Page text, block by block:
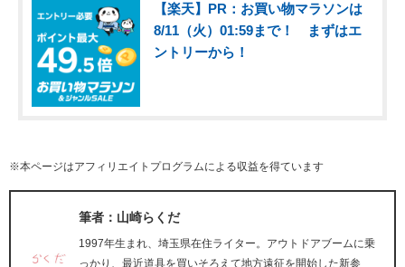
【楽天】PR：お買い物マラソンは
8/11（火）01:59まで！ まずはエ
ントリーから！
※本ページはアフィリエイトプログラムによる収益を得ています
筆者：山崎らくだ
1997年生まれ、埼玉県在住ライター。アウトドアブームに乗
っかり、最近道具を買いそろえて地方遠征を開始した新参